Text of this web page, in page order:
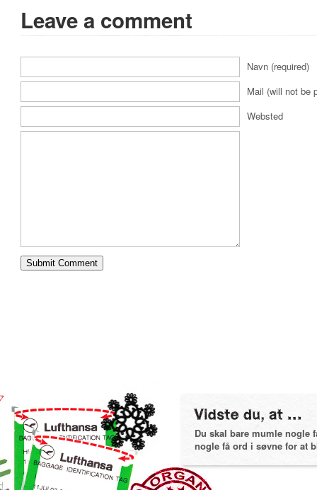
Leave a comment
Navn (required)
Mail (will not be
Websted
Du skal bare mumle nogle
nogle få ord i søvne for at